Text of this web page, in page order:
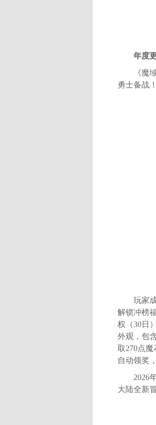
年度更
《魔域
勇士备战
玩家成
解锁冲榜
权（30日
外观，包
取270点
自动领奖
2026年
大陆全新